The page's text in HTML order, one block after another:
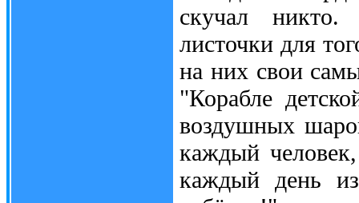
скучал никто.
листочки для
на них свои
"Корабле
воздушных
каждый
каждый день